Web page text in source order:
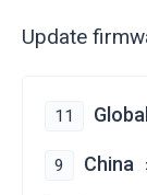
Update
11
9 China